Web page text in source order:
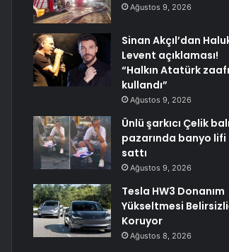
Ağustos 9, 2026
Sinan Akçıl’dan
Levent açıklaması!
“Halkın Atatürk
kullandı”
Ağustos 9, 2026
Ünlü şarkıcı Çelik
pazarında banyo lifi
sattı
Ağustos 9, 2026
Tesla HW3 Donanım
Yükseltmesi
Koruyor
Ağustos 8, 2026